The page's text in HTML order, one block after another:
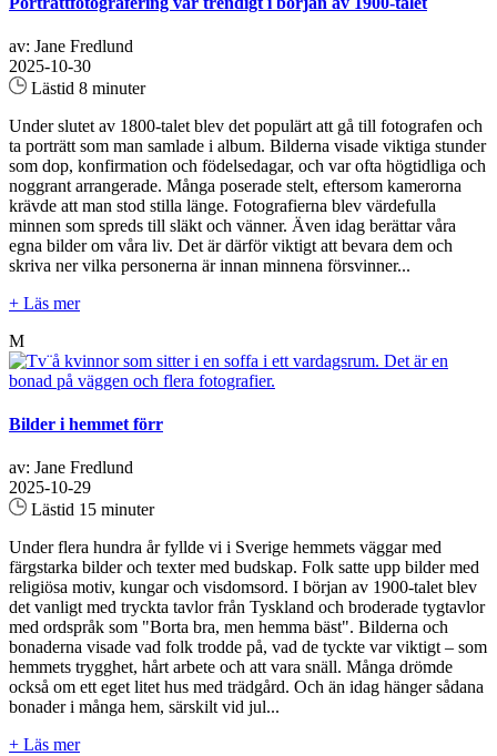
av: Jane Fredlund
2025-10-30
Lästid 8 minuter
Under slutet av 1800-talet blev det populärt att gå till fotografen och
ta porträtt som man samlade i album. Bilderna visade viktiga stunder
som dop, konfirmation och födelsedagar, och var ofta högtidliga och
noggrant arrangerade. Många poserade stelt, eftersom kamerorna
krävde att man stod stilla länge. Fotografierna blev värdefulla
minnen som spreds till släkt och vänner. Även idag berättar våra
egna bilder om våra liv. Det är därför viktigt att bevara dem och
skriva ner vilka personerna är innan minnena försvinner...
+ Läs mer
M
Bilder i hemmet förr
av: Jane Fredlund
2025-10-29
Lästid 15 minuter
Under flera hundra år fyllde vi i Sverige hemmets väggar med
färgstarka bilder och texter med budskap. Folk satte upp bilder med
religiösa motiv, kungar och visdomsord. I början av 1900-talet blev
det vanligt med tryckta tavlor från Tyskland och broderade tygtavlor
med ordspråk som "Borta bra, men hemma bäst". Bilderna och
bonaderna visade vad folk trodde på, vad de tyckte var viktigt – som
hemmets trygghet, hårt arbete och att vara snäll. Många drömde
också om ett eget litet hus med trädgård. Och än idag hänger sådana
bonader i många hem, särskilt vid jul...
+ Läs mer